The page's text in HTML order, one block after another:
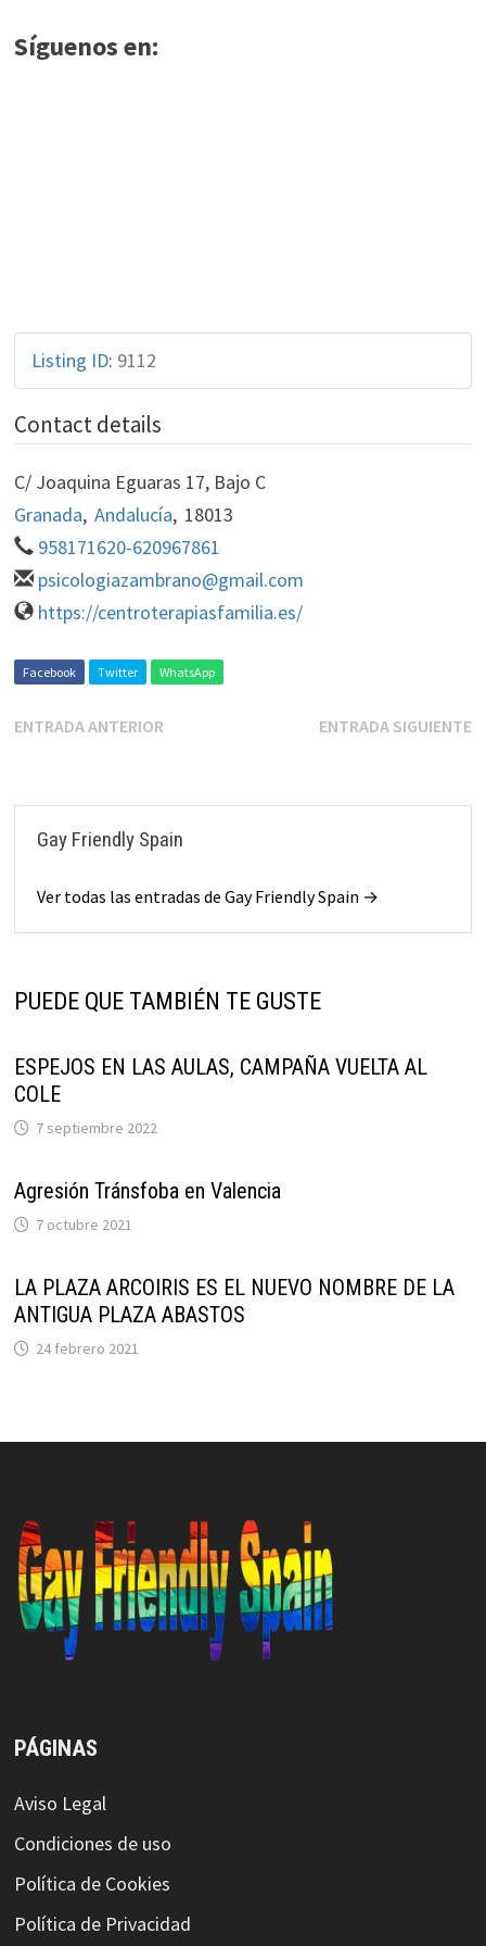
Síguenos en:
Listing ID: 9112
Contact details
C/ Joaquina Eguaras 17, Bajo C
Granada, Andalucía, 18013
958171620-620967861
psicologiazambrano@gmail.com
https://centroterapiasfamilia.es/
Facebook Twitter WhatsApp
ENTRADA ANTERIOR ENTRADA SIGUIENTE
Gay Friendly Spain
Ver todas las entradas de Gay Friendly Spain →
PUEDE QUE TAMBIÉN TE GUSTE
ESPEJOS EN LAS AULAS, CAMPAÑA VUELTA AL
COLE
7 septiembre 2022
Agresión Tránsfoba en Valencia
7 octubre 2021
LA PLAZA ARCOIRIS ES EL NUEVO NOMBRE DE LA
ANTIGUA PLAZA ABASTOS
24 febrero 2021
PÁGINAS
Aviso Legal
Condiciones de uso
Política de Cookies
Política de Privacidad